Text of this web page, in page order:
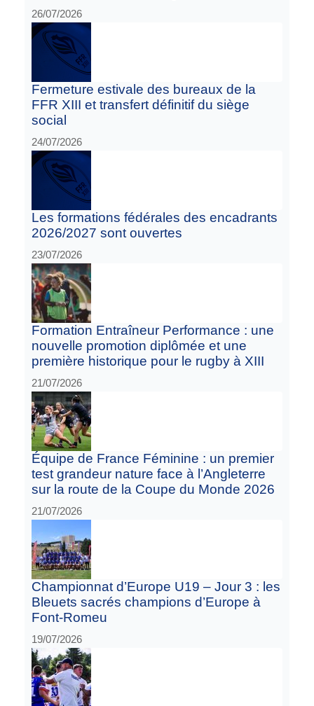
26/07/2026
Fermeture estivale des bureaux de la
FFR XIII et transfert définitif du siège
social
24/07/2026
Les formations fédérales des encadrants
2026/2027 sont ouvertes
23/07/2026
Formation Entraîneur Performance : une
nouvelle promotion diplômée et une
première historique pour le rugby à XIII
21/07/2026
Équipe de France Féminine : un premier
test grandeur nature face à l’Angleterre
sur la route de la Coupe du Monde 2026
21/07/2026
Championnat d’Europe U19 – Jour 3 : les
Bleuets sacrés champions d’Europe à
Font-Romeu
19/07/2026